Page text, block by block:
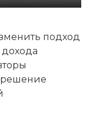
подход
решение